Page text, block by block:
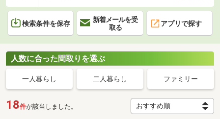
検索条件を保存
新着メールを受
取る
アプリで探す
人数に合った間取りを選ぶ
一人暮らし 二人暮らし ファミリー
18件が該当しました。